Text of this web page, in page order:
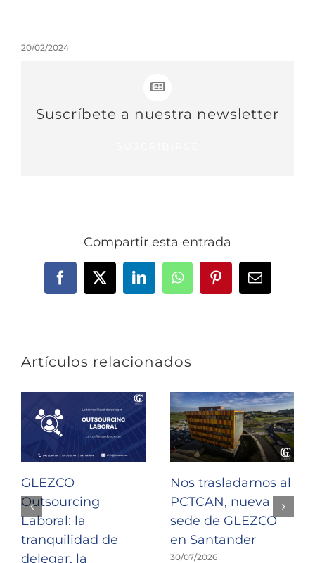
20/02/2024
Suscríbete a nuestra newsletter
Compartir esta entrada
Facebook
X LinkedInWhatsAppPinterestCorreo
Artículos relacionados
GLEZCO
Outsourcing
Laboral: la
tranquilidad de
delegar, la
Nos trasladamos al
PCTCAN, nueva
sede de GLEZCO
en Santander
30/07/2026